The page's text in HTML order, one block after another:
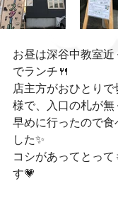
お昼は深谷中教室
でランチ🍴
店主方がおひとり
様で、入口の札が無
早めに行ったので食
した✨
コシがあってとっ
す💗